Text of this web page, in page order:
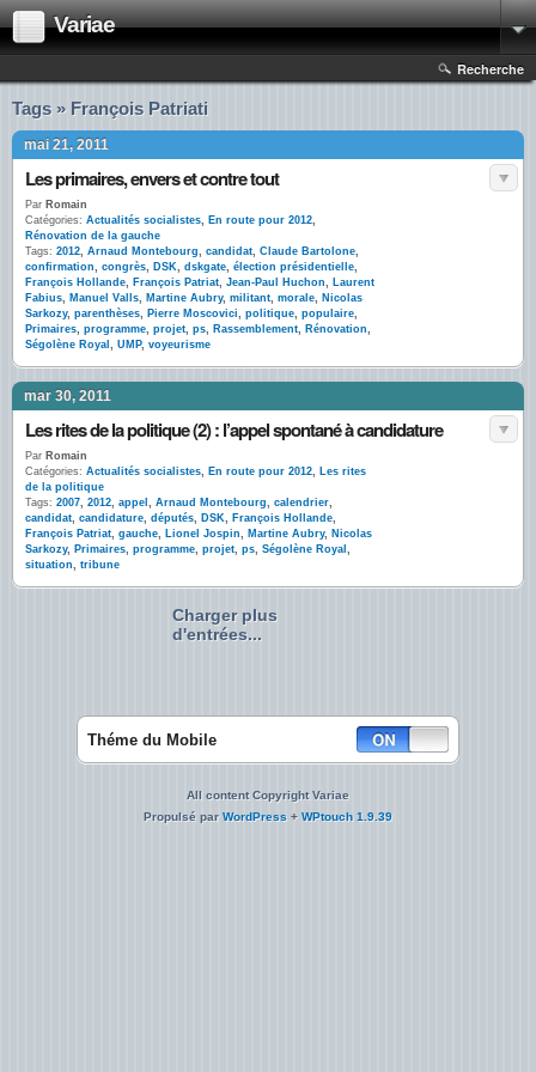
Variae
Recherche
Tags » François Patriati
mai 21, 2011
Les primaires, envers et contre tout
Par Romain
Catégories: Actualités socialistes, En route pour 2012,
Rénovation de la gauche
Tags: 2012, Arnaud Montebourg, candidat, Claude Bartolone,
confirmation, congrès, DSK, dskgate, élection présidentielle,
François Hollande, François Patriat, Jean-Paul Huchon, Laurent
Fabius, Manuel Valls, Martine Aubry, militant, morale, Nicolas
Sarkozy, parenthèses, Pierre Moscovici, politique, populaire,
Primaires, programme, projet, ps, Rassemblement, Rénovation,
Ségolène Royal , UMP, voyeurisme
mar 30, 2011
Les rites de la politique (2) : l’appel spontané à candidature
Par Romain
Catégories: Actualités socialistes, En route pour 2012, Les rites
de la politique
Tags: 2007, 2012, appel , Arnaud Montebourg, calendrier,
candidat, candidature, députés, DSK, François Hollande,
François Patriat, gauche, Lionel Jospin, Martine Aubry, Nicolas
Sarkozy, Primaires, programme, projet, ps, Ségolène Royal ,
situation, tribune
Charger plus
d'entrées...
Théme du Mobile
All content Copyright Variae
Propulsé parWordPress + WPtouch 1.9.39